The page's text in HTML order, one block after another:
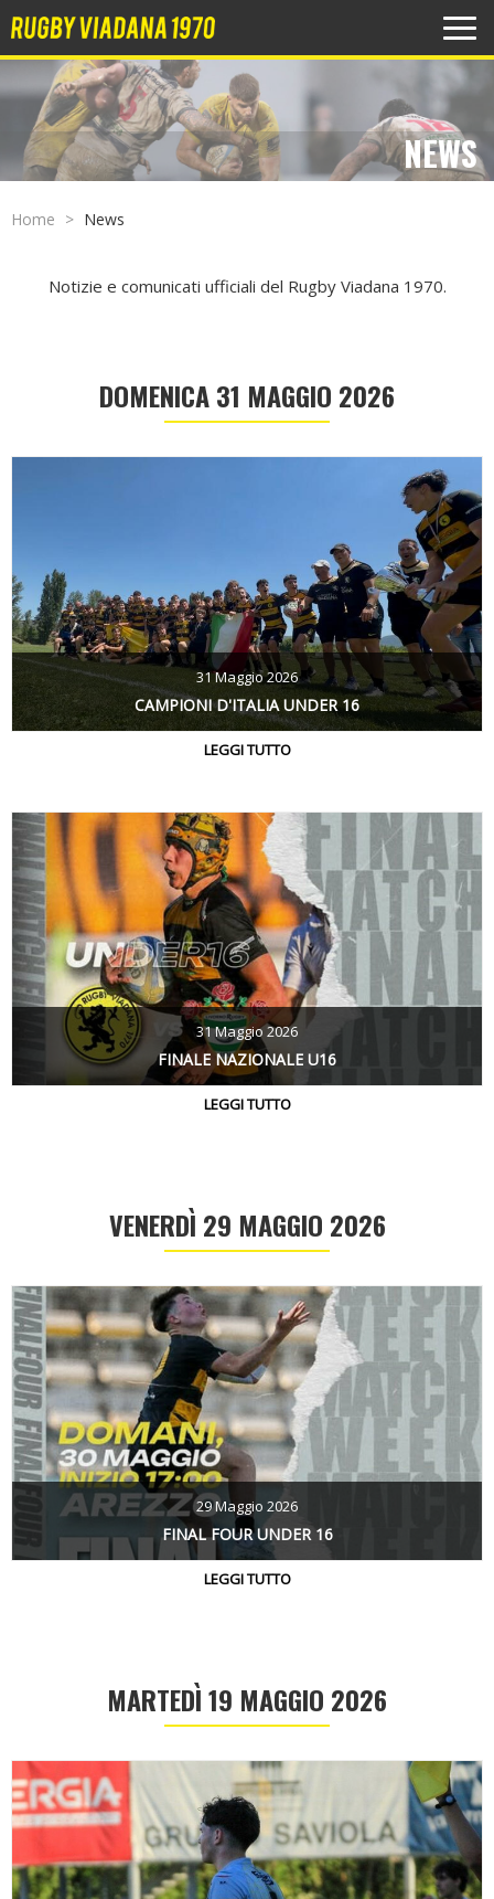
NEWS
Home News
Notizie e comunicati ufficiali del Rugby Viadana 1970.
DOMENICA 31 MAGGIO 2026
31 Maggio 2026
CAMPIONI D'ITALIA UNDER 16
LEGGI TUTTO
31 Maggio 2026
FINALE NAZIONALE U16
LEGGI TUTTO
VENERDÌ 29 MAGGIO 2026
29 Maggio 2026
FINAL FOUR UNDER 16
LEGGI TUTTO
MARTEDÌ 19 MAGGIO 2026